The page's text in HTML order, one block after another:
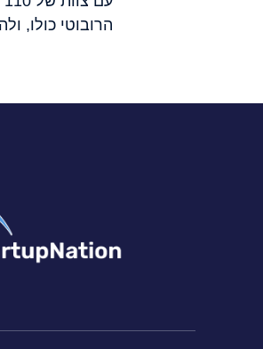
הרובוטי כולו,